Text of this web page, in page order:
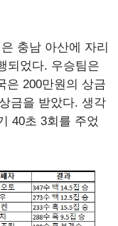
충남 아산에 자리
되었다. 우승팀은
은 200만원의 상금
금을 받았다. 생각
40초 3회를 주었